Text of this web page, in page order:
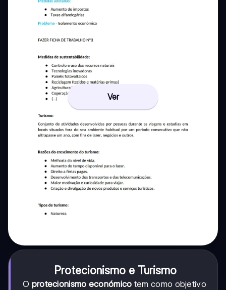
Ver
Protecionismo e Turismo
O protecionismo económico tem como objetivo